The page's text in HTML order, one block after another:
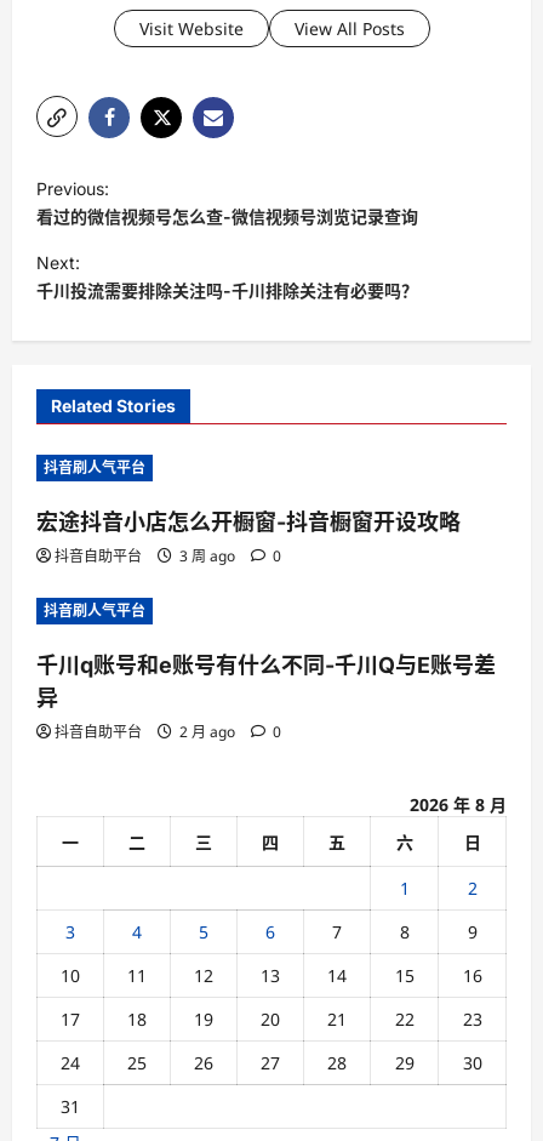
Visit Website View All Posts
P
o
s
t
g
a
t
o
n
Previous:
看过的微信视频号怎么查-微信视频号浏览记录查询
Next:
千川投流需要排除关注吗-千川排除关注有必要吗？
Related Stories
抖音刷人气平台
宏途抖音小店怎么开橱窗-抖音橱窗开设攻略
抖音自助平台 3 周 ago 0
抖音刷人气平台
千川q账号和e账号有什么不同-千川Q与E账号差
异
抖音自助平台 2 月 ago 0
2026 年 8 月
一
二 三 四 五 六
日
1
2
3
4 5 6 7 8
9
10
11 12 13 14 15
16
17
18 19 20 21 22
23
24
25 26 27 28 29
30
31